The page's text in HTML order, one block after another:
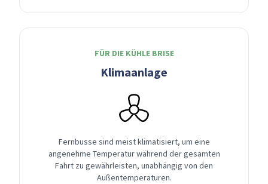
FÜR DIE KÜHLE BRISE
Klimaanlage
Fernbusse sind meist klimatisiert, um eine
angenehme Temperatur während der gesamten
Fahrt zu gewährleisten, unabhängig von den
Außentemperaturen.